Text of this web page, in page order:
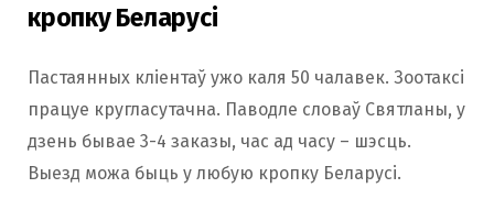
кропку Беларусі
Пастаянных кліентаў ужо каля 50 чалавек. Зоотаксі
працуе кругласутачна. Паводле словаў Святланы, у
дзень бывае 3-4 заказы, час ад часу – шэсць.
Выезд можа быць у любую кропку Беларусі.